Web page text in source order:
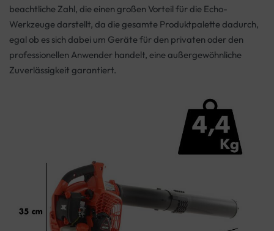
beachtliche Zahl, die einen großen Vorteil für die Echo-
Werkzeuge darstellt, da die gesamte Produktpalette dadurch,
egal ob es sich dabei um Geräte für den privaten oder den
professionellen Anwender handelt, eine außergewöhnliche
Zuverlässigkeit garantiert.